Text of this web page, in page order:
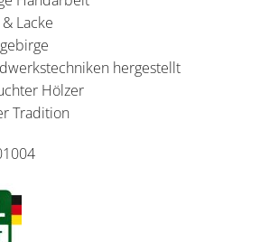
Lacke
hergestellt
Hölzer
Tradition